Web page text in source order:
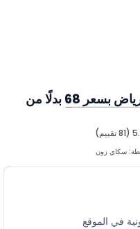
تذكرة سكاي زون الحكير تايم الرياض بسعر 68 بدلًا من
سكاي زون